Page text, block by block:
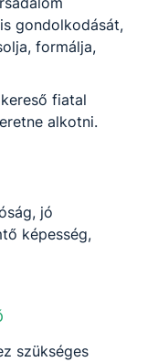
gondolkodását,
formálja,
fiatal
alkotni.
jó
képesség,
szükséges